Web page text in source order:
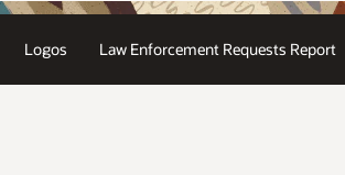
Logos Law Enforcement Requests Report